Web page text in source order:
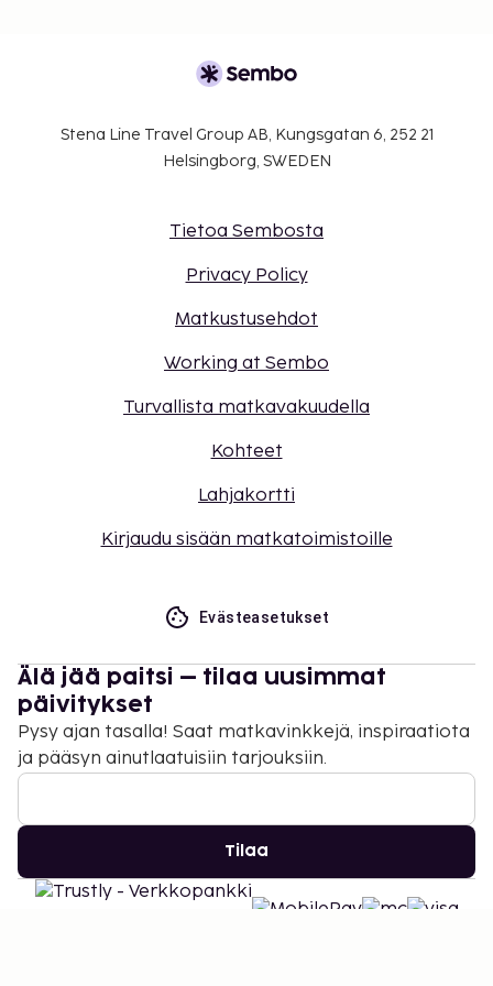
Stena Line Travel Group AB, Kungsgatan 6, 252 21
Helsingborg, SWEDEN
Tietoa Sembosta
Privacy Policy
Matkustusehdot
Working at Sembo
Turvallista matkavakuudella
Kohteet
Lahjakortti
Kirjaudu sisään matkatoimistoille
Evästeasetukset
Älä jää paitsi – tilaa uusimmat
päivitykset
Pysy ajan tasalla! Saat matkavinkkejä, inspiraatiota
ja pääsyn ainutlaatuisiin tarjouksiin.
Tilaa